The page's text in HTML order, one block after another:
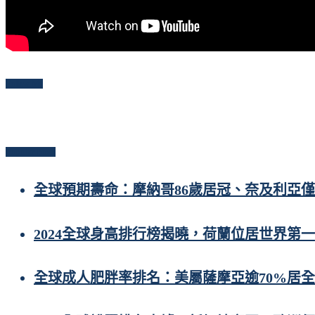
全球預期壽命：摩納哥86歲居冠、奈及利亞
2024全球身高排行榜揭曉，荷蘭位居世界第一
全球成人肥胖率排名：美屬薩摩亞逾70%居